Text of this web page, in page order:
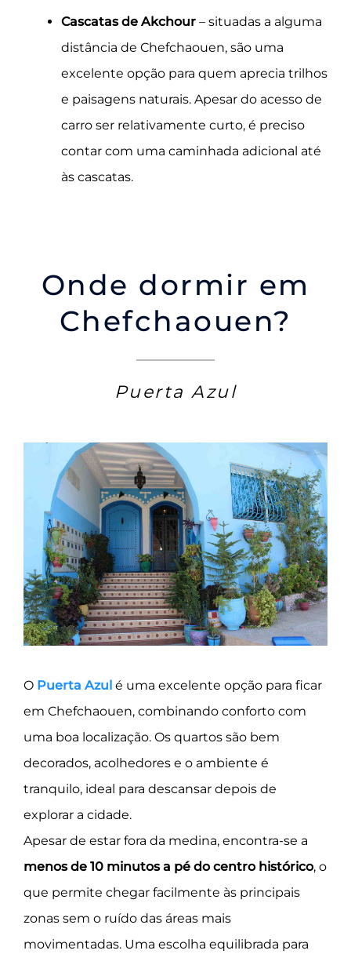
Cascatas de Akchour – situadas a alguma
distância de Chefchaouen, são uma
excelente opção para quem aprecia trilhos
e paisagens naturais. Apesar do acesso de
carro ser relativamente curto, é preciso
contar com uma caminhada adicional até
às cascatas.
Onde dormir em
Chefchaouen?
Puerta Azul
O Puerta Azul é uma excelente opção para ficar
em Chefchaouen, combinando conforto com
uma boa localização. Os quartos são bem
decorados, acolhedores e o ambiente é
tranquilo, ideal para descansar depois de
explorar a cidade.
Apesar de estar fora da medina, encontra-se a
menos de 10 minutos a pé do centro histórico, o
que permite chegar facilmente às principais
zonas sem o ruído das áreas mais
movimentadas. Uma escolha equilibrada para